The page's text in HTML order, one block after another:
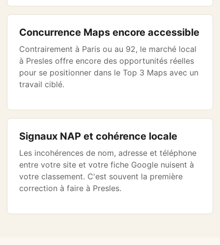
Concurrence Maps encore accessible
Contrairement à Paris ou au 92, le marché local
à Presles offre encore des opportunités réelles
pour se positionner dans le Top 3 Maps avec un
travail ciblé.
Signaux NAP et cohérence locale
Les incohérences de nom, adresse et téléphone
entre votre site et votre fiche Google nuisent à
votre classement. C'est souvent la première
correction à faire à Presles.